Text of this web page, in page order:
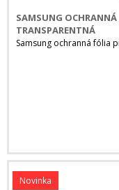
SAMSUNG OCHRANNÁ
TRANSPARENTNÁ
Samsung ochranná fólia
Novinka